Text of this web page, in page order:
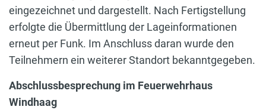
eingezeichnet und dargestellt. Nach Fertigstellung
erfolgte die Übermittlung der Lageinformationen
erneut per Funk. Im Anschluss daran wurde den
Teilnehmern ein weiterer Standort bekanntgegeben.
Abschlussbesprechung im Feuerwehrhaus
Windhaag